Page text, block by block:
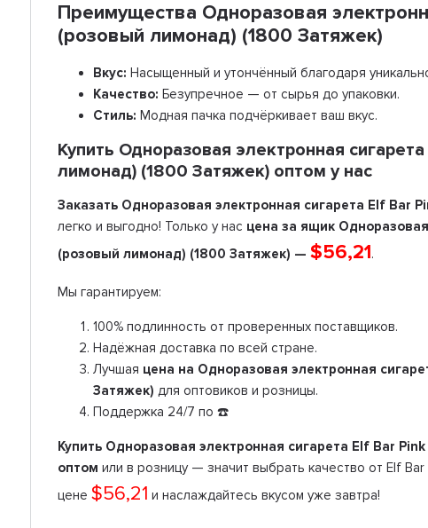
Преимущества Одноразовая
(розовый лимонад) (1800 Затяжек)
Вкус: Насыщенный и утончённый благодаря
Качество: Безупречное — от сырья до упаковки.
Стиль: Модная пачка подчёркивает ваш вкус.
Купить Одноразовая электронная
лимонад) (1800 Затяжек) оптом у нас
Заказать Одноразовая электронная сигарета Elf Bar
легко и выгодно! Только у нас цена за ящик
(розовый лимонад) (1800 Затяжек) —$56,21.
Мы гарантируем:
100% подлинность от проверенных поставщиков.
Надёжная доставка по всей стране.
Лучшая цена на Одноразовая электронная
Затяжек) для оптовиков и розницы.
Поддержка 24/7 по ☎️
Купить Одноразовая электронная сигарета Elf Bar
оптом или в розницу — значит выбрать качество от Elf
цене$56,21 и наслаждайтесь вкусом уже завтра!